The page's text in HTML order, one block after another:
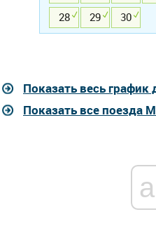
28
29 30
Показать весь
Показать все поезда